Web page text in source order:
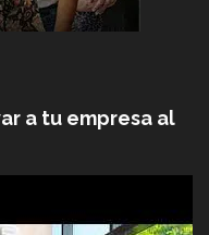
a tu empresa al